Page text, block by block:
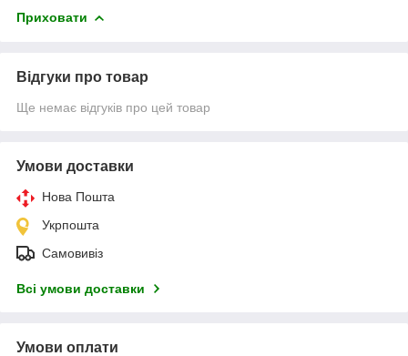
Приховати
Відгуки про товар
Ще немає відгуків про цей товар
Умови доставки
Нова Пошта
Укрпошта
Самовивіз
Всі умови доставки
Умови оплати